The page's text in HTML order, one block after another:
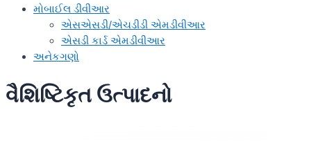
મોબાઈલ ડીવીઆર
એસએસડી/એચડીડી એમડીવીઆર
એસડી કાર્ડ એમડીવીઆર
અનેકગણો
વૈશિષ્ટિકૃત ઉત્પાદનો